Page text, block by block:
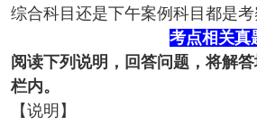
综合科目还是下午案例科目都是
考点相关真
阅读下列说明，回答问题，将解
栏内。
【说明】